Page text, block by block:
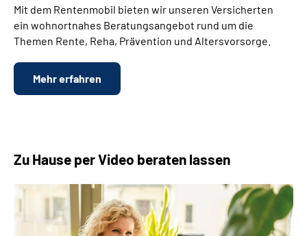
Mit dem Rentenmobil bieten wir unseren Versicherten
ein wohnortnahes Beratungsangebot rund um die
Themen Rente, Reha, Prävention und Altersvorsorge.
Mehr erfahren
Zu Hause per Video beraten lassen